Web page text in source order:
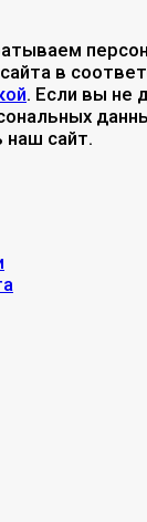
в
. Если вы не
наш сайт.